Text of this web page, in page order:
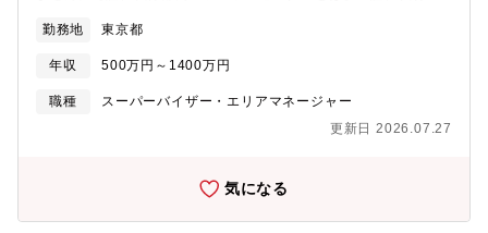
管理も並行して取り組んでいただきます。【魅力】自らが登録や
修正に関わったお礼品がきっかけで、多くの寄付金が集まること
目に見えて分かることがやりがいです。また、全国各地の自治体
相談を受けるため、オペレーションや業務改善の難易度はありま
すが、様々な地域のニーズに応えるオペレーションの構築や改善
て、ふるさと納税サイト「さとふる」を運営しています。ふるさ
う）の株主名簿を発行会社の委託を受けて管理しています（上場
会社の約4割を受託）。・各会社の株主様からのお問合せに対応す
るため、弊社ではテレホンセンターを設置し、日々、大量のお問
合せに対応しています（テレホンセンターは外部委託のため受電
店あて来店する株主様からのお手続きも対応しています。【お任
ターの生産性分析、品質改善、株主の CS 向上に向けた各種施策
の策定、個別事案への照会対応等に取り組んでいただく業務とな
ります。・また、株主様からの照会にテレホンセンター以外の対
勤務地 東京都
年収 500万円～1400万円
職種
スーパーバイザー・エリアマネージャー
更新日 2026.07.27
気になる